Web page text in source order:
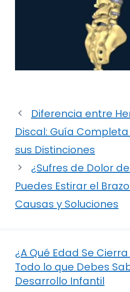
Diferencia entre
Discal: Guía
sus Distinciones
¿Sufres de Dolor
Puedes Estirar el
Causas y Soluciones
¿A Qué Edad Se
Todo lo que Debes
Desarrollo Infantil